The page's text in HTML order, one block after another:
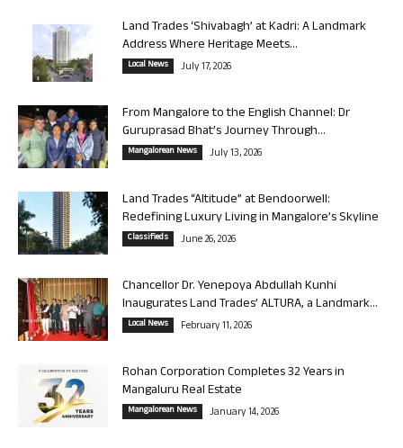
Land Trades ‘Shivabagh’ at Kadri: A Landmark
Address Where Heritage Meets...
Local News July 17, 2026
From Mangalore to the English Channel: Dr
Guruprasad Bhat’s Journey Through...
Mangalorean News July 13, 2026
Land Trades “Altitude” at Bendoorwell:
Redefining Luxury Living in Mangalore’s Skyline
Classifieds June 26, 2026
Chancellor Dr. Yenepoya Abdullah Kunhi
Inaugurates Land Trades’ ALTURA, a Landmark...
Local News February 11, 2026
Rohan Corporation Completes 32 Years in
Mangaluru Real Estate
Mangalorean News January 14, 2026